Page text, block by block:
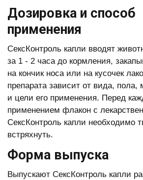
Дозировка и способ
применения
СексКонтроль капли вводят
за 1 - 2 часа до кормления,
на кончик носа или на кусочек
препарата зависит от вида, пола,
и цели его применения. Перед
применением флакон с
СексКонтроль капли необходимо
встряхнуть.
Форма выпуска
Выпускают СексКонтроль капли